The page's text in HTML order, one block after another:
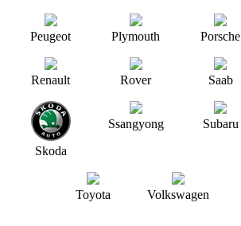
Peugeot Plymouth Porsche
Renault Rover Saab
Skoda
Ssangyong Subaru
Toyota Volkswagen